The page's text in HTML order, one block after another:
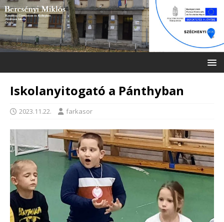
Iskolanyitogató a Pánthyban
2023.11.22. farkasor